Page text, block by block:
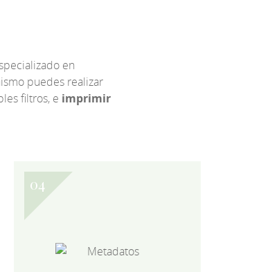
en
puedes realizar
filtros, e imprimir